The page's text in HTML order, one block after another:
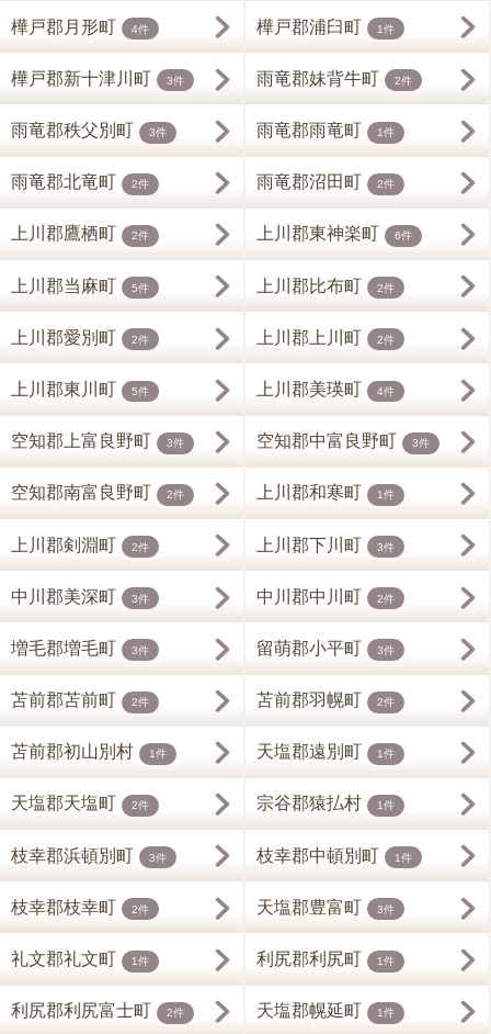
樺戸郡月形町 4件 樺戸郡浦臼町 1件
樺戸郡新十津川町 3件 雨竜郡妹背牛町 2件
雨竜郡秩父別町 3件 雨竜郡雨竜町 1件
雨竜郡北竜町 2件 雨竜郡沼田町 2件
上川郡鷹栖町 2件 上川郡東神楽町 6件
上川郡当麻町 5件 上川郡比布町 2件
上川郡愛別町 2件 上川郡上川町 2件
上川郡東川町 5件 上川郡美瑛町 4件
空知郡上富良野町 3件 空知郡中富良野町 3件
空知郡南富良野町 2件 上川郡和寒町 1件
上川郡剣淵町 2件 上川郡下川町 3件
中川郡美深町 3件 中川郡中川町 2件
増毛郡増毛町 3件 留萌郡小平町 3件
苫前郡苫前町 2件 苫前郡羽幌町 2件
苫前郡初山別村 1件 天塩郡遠別町 1件
天塩郡天塩町 2件 宗谷郡猿払村 1件
枝幸郡浜頓別町 3件 枝幸郡中頓別町 1件
枝幸郡枝幸町 2件 天塩郡豊富町 3件
礼文郡礼文町 1件 利尻郡利尻町 1件
利尻郡利尻富士町 2件 天塩郡幌延町 1件